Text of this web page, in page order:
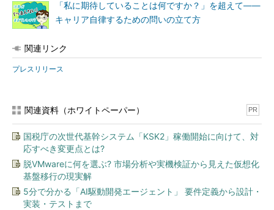
「私に期待していることは何ですか？」を超えて――
キャリア自律するための問いの立て方
関連リンク
プレスリリース
関連資料（ホワイトペーパー） PR
国税庁の次世代基幹システム「KSK2」稼働開始に向けて、対
応すべき変更点とは?
脱VMwareに何を選ぶ? 市場分析や実機検証から見えた仮想化
基盤移行の現実解
5分で分かる「AI駆動開発エージェント」 要件定義から設計・
実装・テストまで